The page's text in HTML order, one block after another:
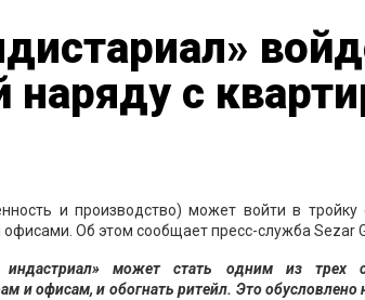
наряду с
и производство) может войти в тройку
Об этом сообщает пресс-служба Sezar
может стать одним из трех
и офисам, и обогнать ритейл. Это